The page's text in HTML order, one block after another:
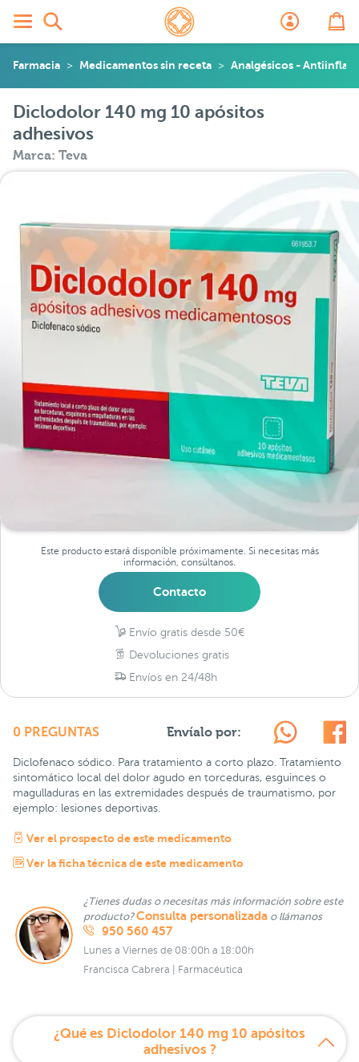
Farmacia Medicamentos sin receta Analgésicos -
Diclodolor 140 mg 10 apósitos
adhesivos
Marca: Teva
Este producto estará disponible próximamente. Si necesitas más
información, consúltanos.
Contacto
Envío gratis desde 50€
Devoluciones gratis
Envíos en 24/48h
0 PREGUNTAS Envíalo por:
Diclofenaco sódico. Para tratamiento a corto plazo. Tratamiento
sintomático local del dolor agudo en torceduras, esguinces o
magulladuras en las extremidades después de traumatismo, por
ejemplo: lesiones deportivas.
Ver el prospecto de este medicamento
Ver la ficha técnica de este medicamento
¿Tienes dudas o necesitas más información sobre este
producto?Consulta personalizada o llámanos
950 560 457
Lunes a Viernes de 08:00h a 18:00h
Francisca Cabrera | Farmacéutica
¿Qué es Diclodolor 140 mg 10 apósitos
adhesivos ?